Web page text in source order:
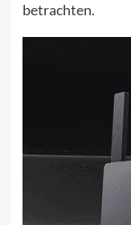
betrachten.